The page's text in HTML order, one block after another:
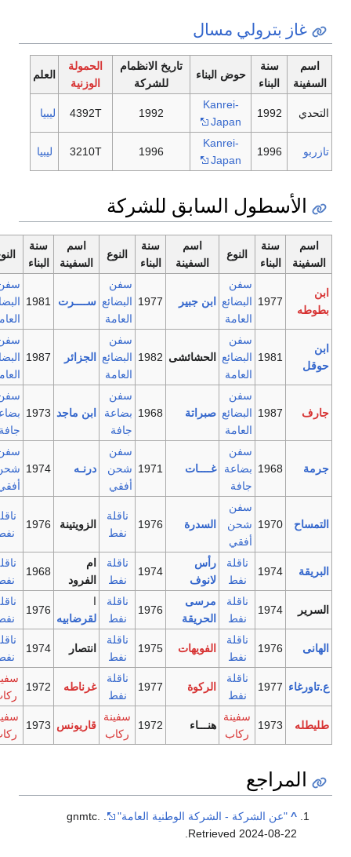
غاز بترولي مسال
اسم
السفينة
سنة
البناء
حوض البناء
تاريخ الانظمام
للشركة
الحمولة
الوزنية
العلم
التحدي 1992
Kanrei-
Japan
1992
4392T ليبيا
تازربو 1996
Kanrei-
Japan
1996
3210T ليبيا
الأسطول السابق للشركة
اسم
السفينة
سنة
البناء
النوع
اسم
السفينة
سنة
البناء
النوع
اسم
السفينة
سنة
البناء
النوع
ابن
بطوطه
1977
سفن
البضائع
العامة
ابن جبير 1977
سفن
البضائع
العامة
ســــرت 1981
سفن
البضائع
العامة
ابن
حوقل
1981
سفن
البضائع
العامة
الحشائشى 1982
سفن
البضائع
العامة
الجزائر 1987
سفن
البضائع
العامة
جارف 1987
سفن
البضائع
العامة
صبراتة 1968
سفن
بضاعة
جافة
ابن ماجد 1973
سفن
بضاعة
جافة
جرمة 1968
سفن
بضاعة
جافة
غــــات 1971
سفن
شحن
أفقي
درنـه 1974
سفن
شحن
أفقي
التمساح 1970
سفن
شحن
أفقي
السدرة 1976
ناقلة
نفط
الزويتينة 1976
ناقلة
نفط
البريقة 1974
ناقلة
نفط
رأس
لانوف
1974
ناقلة
نفط
ام
الفرود
1968
ناقلة
نفط
السرير 1974
ناقلة
نفط
مرسى
الحريقة
1976
ناقلة
نفط
ا
لقرضابيه
1976
ناقلة
نفط
الهانى 1976
ناقلة
نفط
الفويهات 1975
ناقلة
نفط
انتصار 1974
ناقلة
نفط
ع.تاورغاء 1977
ناقلة
نفط
الركوة 1977
ناقلة
نفط
غرناطه 1972
سفينة
ركاب
طليطله 1973
سفينة
ركاب
هنـــاء 1972
سفينة
ركاب
قاريونس 1973
سفينة
ركاب
المراجع
^ "عن الشركة - الشركة الوطنية العامة" . gnmtc
.
Retrieved2024-08-22
.